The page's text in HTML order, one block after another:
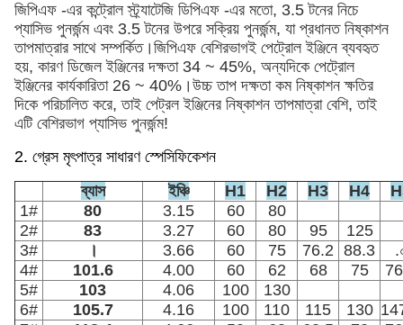
জিপিএফ -এর কন্ট্রোল স্ট্র্যাটেজি ডিপিএফ -এর মতো, 3.5 টনের নিচে
প্যাসিভ পুনর্জন্ম এবং 3.5 টনের উপরে সক্রিয় পুনর্জন্ম, যা প্রধানত নিষ্কাশন
তাপমাত্রার সাথে সম্পর্কিত।জিপিএফ বেশিরভাগই পেট্রোল ইঞ্জিনে ব্যবহৃত
হয়, কারণ ডিজেল ইঞ্জিনের দক্ষতা 34 ~ 45%, অন্যদিকে পেট্রোল
ইঞ্জিনের কার্যকারিতা 26 ~ 40%।উচ্চ তাপ দক্ষতা কম নিষ্কাশন ক্ষতির
দিকে পরিচালিত করে, তাই পেট্রল ইঞ্জিনের নিষ্কাশন তাপমাত্রা বেশি, তাই
এটি বেশিরভাগ প্যাসিভ পুনর্জন্ম!
2. গ্রেস মৃৎপাত্র সাধারণ স্পেসিফিকেশন
ব্যাস
ইঞ্চি H1 H2 H3 H4
1#
80 3.15 60
80
2#
83 3.27 60 80 95
125
3#
। 3.66 60 75 76.2 88.3
4#
101.6 4.00 60 62 68 75
5#
103 4.06 100
130
6#
105.7 4.16 100 110 115 130